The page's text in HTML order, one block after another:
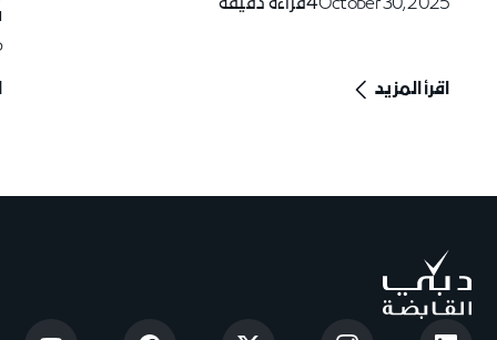
October 30, 2025
4قراءة دقيقة
اقرأ المزيد